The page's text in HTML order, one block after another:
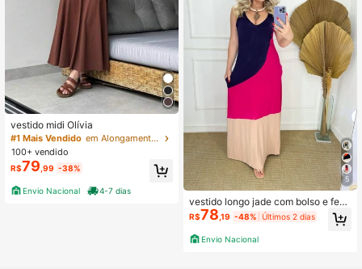
vestido midi Olívia
#1 Mais Vendido
em Alongamento médio Vestidos Femininos Jeans
100+ vendido
R$79 ,99 -38%
Envio Nacional 4-7 dias
5
vestido longo jade com bolso e fend
a lateral. festa mid
R$78 ,19 -48% Últimos 2 dias
Envio Nacional